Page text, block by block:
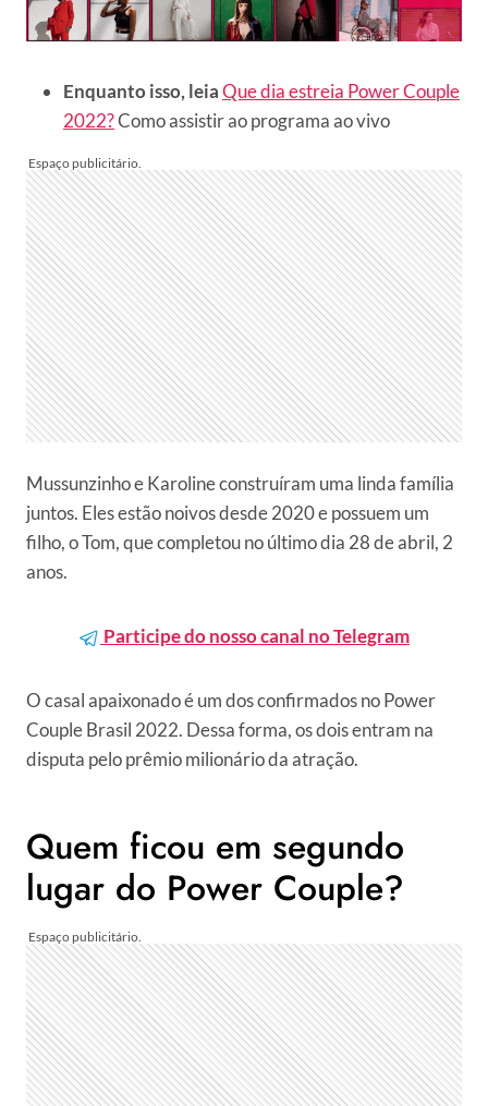
Enquanto isso, leiaQue dia estreia Power Couple
2022?Como assistir ao programa ao vivo
Mussunzinho e Karoline construíram uma linda família
juntos. Eles estão noivos desde 2020 e possuem um
filho, o Tom, que completou no último dia 28 de abril, 2
anos.
Participe do nosso canal no Telegram
O casal apaixonado é um dos confirmados no Power
Couple Brasil 2022. Dessa forma, os dois entram na
disputa pelo prêmio milionário da atração.
Quem ficou em segundo
lugar do Power Couple?